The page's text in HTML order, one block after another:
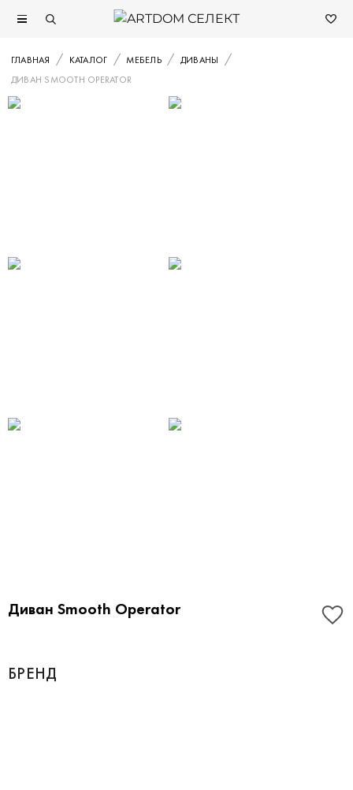
ГЛАВНАЯ КАТАЛОГ МЕБЕЛЬ
ДИВАНЫ
ДИВАН SMOOTH OPERATOR
Диван Smooth Operator
БРЕНД